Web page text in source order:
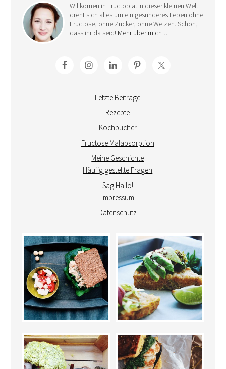
Willkomen in Fructopia! In dieser kleinen Welt
dreht sich alles um ein gesünderes Leben ohne
Fructose, ohne Zucker, ohne Weizen. Schön,
dass ihr da seid! Mehr über mich …
Letzte Beiträge
Rezepte
Kochbücher
Fructose Malabsorption
Meine Geschichte
Häufig gestellte Fragen
Sag Hallo!
Impressum
Datenschutz